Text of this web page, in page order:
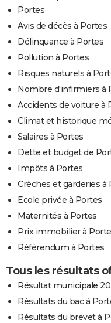
Portes
Avis de décès à Portes
Délinquance à Portes
Pollution à Portes
Risques naturels à
Nombre d'infirmiers à
Accidents de voiture à
Climat et historique
Salaires à Portes
Dette et budget de
Impôts à Portes
Crèches et garderies à
Ecole privée à Portes
Maternités à Portes
Prix immobilier à
Référendum à Portes
Tous les résultats
Résultat municipale
Résultats du bac à
Résultats du brevet à